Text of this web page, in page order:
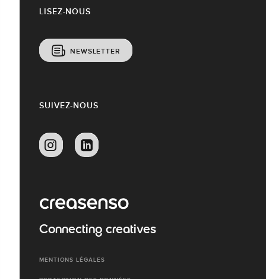
LISEZ-NOUS
NEWSLETTER
SUIVEZ-NOUS
Connecting creatives
MENTIONS LÉGALES